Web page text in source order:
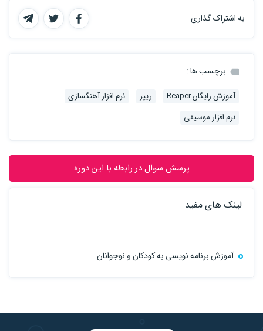
به اشتراک گذاری
برچسب ها :
آموزش رایگان Reaper ریپر
نرم افزار آهنگسازی
نرم افزار موسیقی
پرسش سوال در رابطه با این دوره
لینک های مفید
آموزش برنامه نویسی به کودکان و نوجوانان